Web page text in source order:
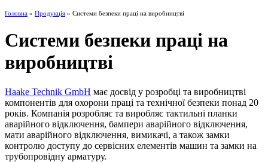
Головна » Продукція » Системи безпеки праці на виробництві
Системи безпеки праці на
виробництві
Haake Technik GmbH має досвід у розробці та виробництві
компонентів для охорони праці та технічної безпеки понад 20
років. Компанія розробляє та виробляє тактильні планки
аварійного відключення, бампери аварійного відключення,
мати аварійного відключення, вимикачі, а також замки
контролю доступу до сервісних елементів машин та замки на
трубопровідну арматуру.